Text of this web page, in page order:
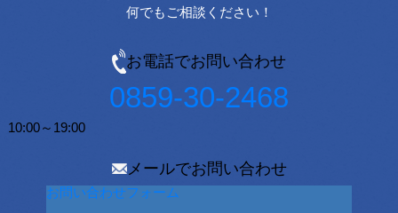
何でもご相談ください！
お電話でお問い合わせ
0859-30-2468
10:00～19:00
メールでお問い合わせ
お問い合わせフォーム